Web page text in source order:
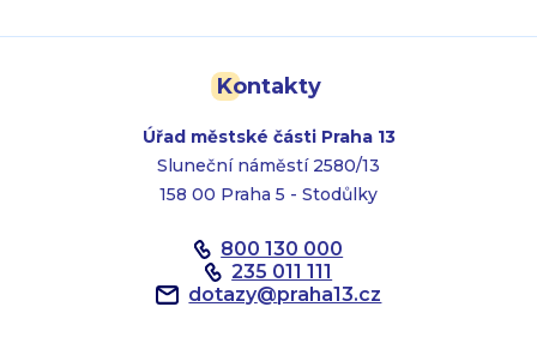
Kontakty
Úřad městské části Praha 13
Sluneční náměstí 2580/13
158 00 Praha 5 - Stodůlky
800 130 000
235 011 111
dotazy@praha13.cz